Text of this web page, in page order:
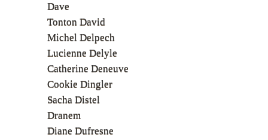
Dave
Tonton David
Michel Delpech
Lucienne Delyle
Catherine Deneuve
Cookie Dingler
Sacha Distel
Dranem
Diane Dufresne